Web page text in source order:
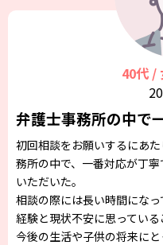
弁護士事務所の中で
初回相談をお願いするにあ
務所の中で、一番対応が丁
いただいた。
相談の際には長い時間にな
経験と現状不安に思っている
今後の生活や子供の将来に
40代 /